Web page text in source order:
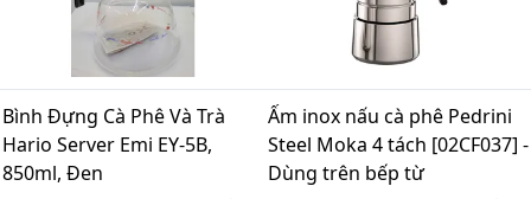
Bình Đựng Cà Phê Và Trà
Hario Server Emi EY-5B,
850ml, Đen
Ấm inox nấu cà phê Pedrini
Steel Moka 4 tách [02CF037] -
Dùng trên bếp từ